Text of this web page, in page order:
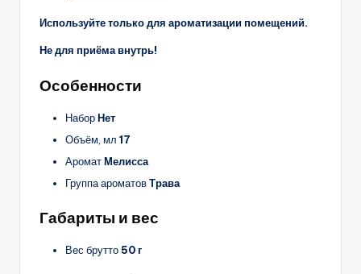
Используйте только для ароматизации помещений.
Не для приёма внутрь!
Особенности
НаборНет
Объём, мл 17
АроматМелисса
Группа ароматовТрава
Габариты и вес
Вес брутто50 г